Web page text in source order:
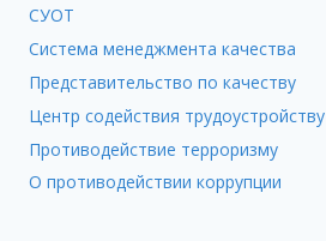
СУОТ
Система менеджмента качества
Представительство по качеству
Центр содействия трудоустройству
Противодействие терроризму
О противодействии коррупции